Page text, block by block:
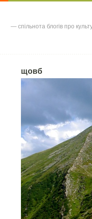
— спільнота блогів про
щовб